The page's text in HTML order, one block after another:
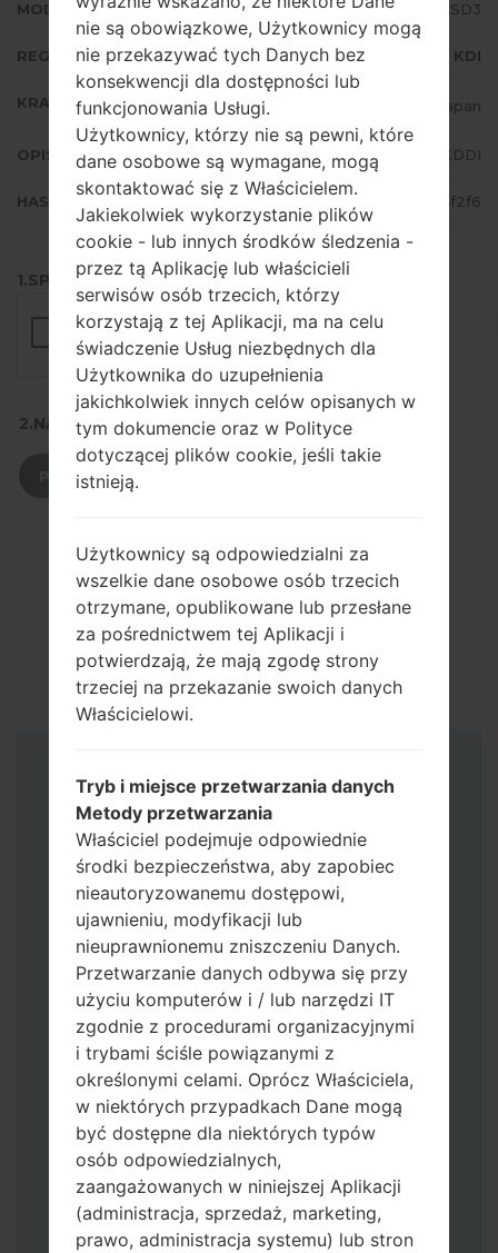
MODEM/CP WERSJA SCV36KDU1CSD3
REGION KDI
KRAJ Japan
OPIS KDDI
HASH 886d92b12d02de4e8fea95b68a04f2f6
1.SPRAWDŹ RECAPTCHA
2.NACIŚNIJ, ABY POBRAĆ
POBIERZ
Instrukcje
Pobierz na swój komputer najnowszą
wersjęOdin 3.
Następnie wyodrębnij plik
oprogramowania układowego.
Powinieneś otrzymać 1 plik (jeśli 1 plik
nie są obowiązkowe, Użytkownicy mogą
nie przekazywać tych Danych bez
konsekwencji dla dostępności lub
funkcjonowania Usługi.
Użytkownicy, którzy nie są pewni, które
dane osobowe są wymagane, mogą
skontaktować się z Właścicielem.
Jakiekolwiek wykorzystanie plików
cookie - lub innych środków śledzenia -
przez tą Aplikację lub właścicieli
serwisów osób trzecich, którzy
korzystają z tej Aplikacji, ma na celu
świadczenie Usług niezbędnych dla
Użytkownika do uzupełnienia
jakichkolwiek innych celów opisanych w
tym dokumencie oraz w Polityce
dotyczącej plików cookie, jeśli takie
istnieją.
Użytkownicy są odpowiedzialni za
wszelkie dane osobowe osób trzecich
otrzymane, opublikowane lub przesłane
za pośrednictwem tej Aplikacji i
potwierdzają, że mają zgodę strony
trzeciej na przekazanie swoich danych
Właścicielowi.
Tryb i miejsce przetwarzania danych
Metody przetwarzania
Właściciel podejmuje odpowiednie
środki bezpieczeństwa, aby zapobiec
nieautoryzowanemu dostępowi,
ujawnieniu, modyfikacji lub
nieuprawnionemu zniszczeniu Danych.
Przetwarzanie danych odbywa się przy
użyciu komputerów i / lub narzędzi IT
zgodnie z procedurami organizacyjnymi
i trybami ściśle powiązanymi z
określonymi celami. Oprócz Właściciela,
w niektórych przypadkach Dane mogą
być dostępne dla niektórych typów
osób odpowiedzialnych,
zaangażowanych w niniejszej Aplikacji
(administracja, sprzedaż, marketing,
prawo, administracja systemu) lub stron